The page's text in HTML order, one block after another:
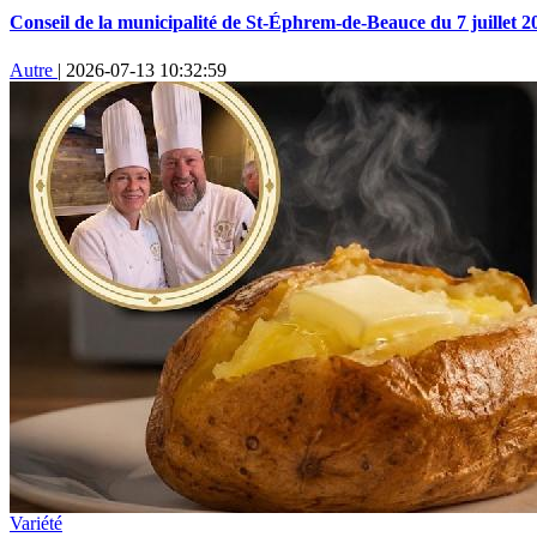
Conseil de la municipalité de St-Éphrem-de-Beauce du 7 juillet
Autre | 2026-07-13 10:32:59
Variété